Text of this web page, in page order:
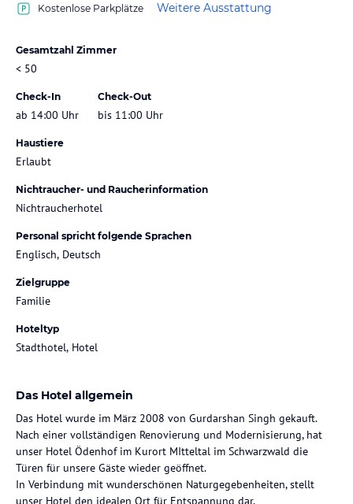
Kostenlose Parkplätze Weitere Ausstattung
Gesamtzahl Zimmer
< 50
Check-In
ab 14:00 Uhr
Check-Out
bis 11:00 Uhr
Haustiere
Erlaubt
Nichtraucher- und Raucherinformation
Nichtraucherhotel
Personal spricht folgende Sprachen
Englisch, Deutsch
Zielgruppe
Familie
Hoteltyp
Stadthotel, Hotel
Das Hotel allgemein
Das Hotel wurde im März 2008 von Gurdarshan Singh gekauft.
Nach einer vollständigen Renovierung und Modernisierung, hat
unser Hotel Ödenhof im Kurort MItteltal im Schwarzwald die
Türen für unsere Gäste wieder geöffnet.
In Verbindung mit wunderschönen Naturgegebenheiten, stellt
unser Hotel den idealen Ort für Entspannung dar.